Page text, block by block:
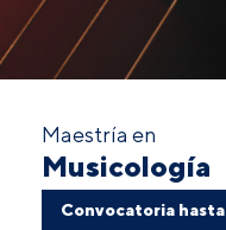
Maestría en
Musicología
Convocatoria